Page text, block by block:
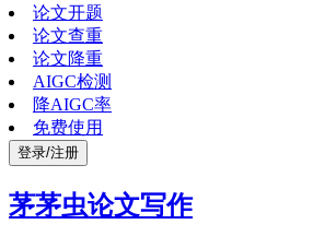
论文开题
论文查重
论文降重
AIGC检测
降AIGC率
免费使用
登录/注册
茅茅虫论文写作